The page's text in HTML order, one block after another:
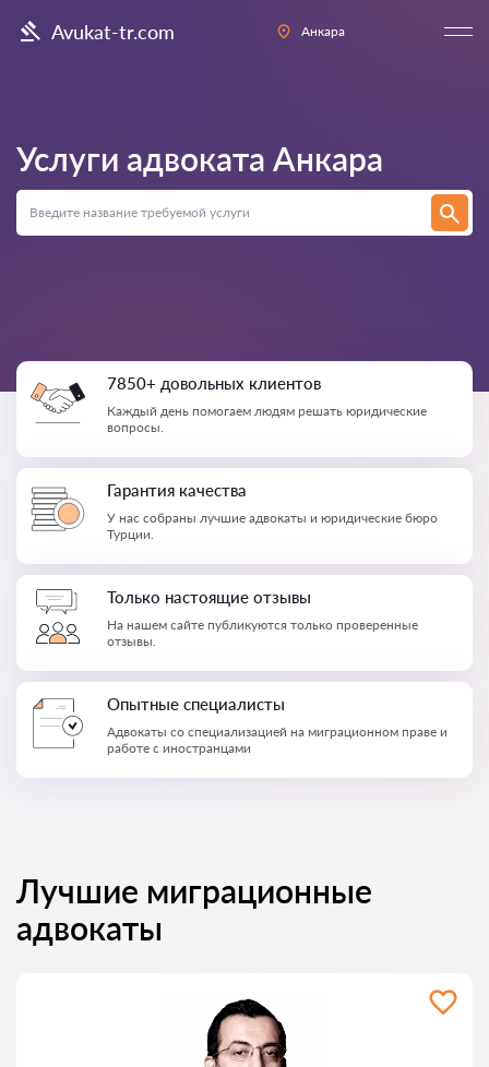
Avukat-tr.com Анкара
Услуги адвоката Анкара
7850+ довольных клиентов
Каждый день помогаем людям решать юридические
вопросы.
Гарантия качества
У нас собраны лучшие адвокаты и юридические бюро
Турции.
Только настоящие отзывы
На нашем сайте публикуются только проверенные
отзывы.
Опытные специалисты
Адвокаты со специализацией на миграционном праве и
работе с иностранцами
Лучшие миграционные
адвокаты